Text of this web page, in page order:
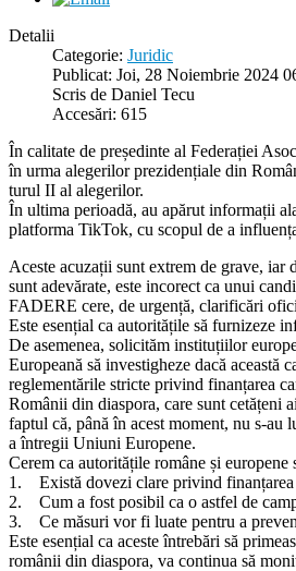
Detalii
Categorie: Juridic
Publicat: Joi, 28 Noiembrie 2024
Scris de Daniel Tecu
Accesări: 615
În calitate de președinte al Federației
în urma alegerilor prezidențiale din
turul II al alegerilor.
În ultima perioadă, au apărut informații
platforma TikTok, cu scopul de a
Aceste acuzații sunt extrem de grave, iar
sunt adevărate, este incorect ca unui
FADERE cere, de urgență, clarificări
Este esențial ca autoritățile să furnizeze
De asemenea, solicităm instituțiilor
Europeană să investigheze dacă
reglementările stricte privind finanțarea
Românii din diaspora, care sunt
faptul că, până în acest moment, nu s-au
a întregii Uniuni Europene.
Cerem ca autoritățile române și
1. Există dovezi clare privind finanțarea
2. Cum a fost posibil ca o astfel de
3. Ce măsuri vor fi luate pentru a
Este esențial ca aceste întrebări să
românii din diaspora, va continua să